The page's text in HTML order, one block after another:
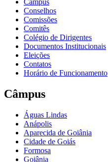
Câmpus
Conselhos
Comissões
Comitês
Colégio de Dirigentes
Documentos Institucionais
Eleições
Contatos
Horário de Funcionamento
Câmpus
Águas Lindas
Anápolis
Aparecida de Goiânia
Cidade de Goiás
Formosa
Goiânia